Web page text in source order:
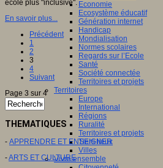
Economie
Ecosystème éducatif
Génération internet
Handicap
Mondialisation
Normes scolaires
Regards sur l’Ecole
Santé
Société connectée
Territoires et projets
Territoires
Europe
International
Régions
Ruralité
Territoires et projets
Tiers lieux
Villes
Vivre ensemble
école plus "inclusive".
En savoir plus...
Précédent
1
2
3
4
Suivant
Page 3 sur 4
THEMATIQUES
- APPRENDRE ET ENSEIGNER
-ARTS ET CULTURE